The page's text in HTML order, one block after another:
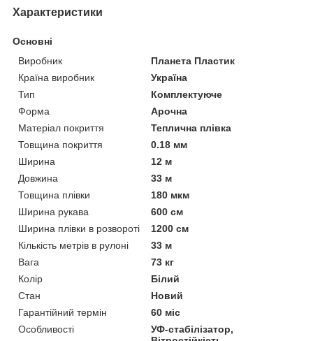
Характеристики
Основні
Виробник
Планета Пластик
Країна виробник
Україна
Тип
Комплектуюче
Форма
Арочна
Матеріал покриття
Теплична плівка
Товщина покриття
0.18 мм
Ширина
12 м
Довжина
33 м
Товщина плівки
180 мкм
Ширина рукава
600 см
Ширина плівки в розвороті
1200 см
Кількість метрів в рулоні
33 м
Вага
73 кг
Колір
Білий
Стан
Новий
Гарантійний термін
60 міс
Особливості
УФ-стабілізатор,